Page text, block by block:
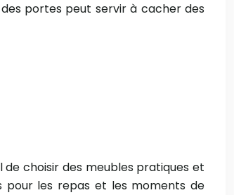
portes peut servir à cacher des
de choisir des meubles pratiques et
pour les repas et les moments de